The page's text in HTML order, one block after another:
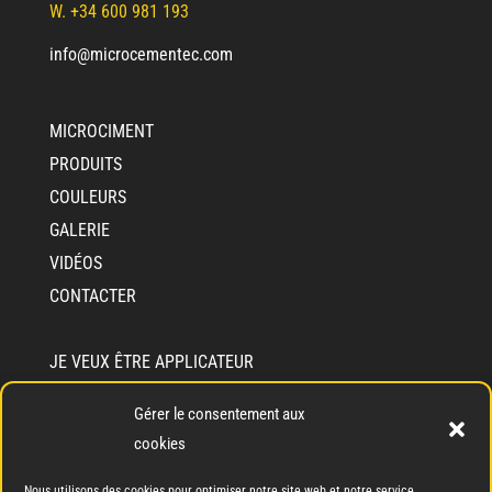
Gérer le consentement aux
cookies
W. +34 600 981 193
info@microcementec.com
MICROCIMENT
PRODUITS
COULEURS
GALERIE
VIDÉOS
CONTACTER
JE VEUX ÊTRE APPLICATEUR